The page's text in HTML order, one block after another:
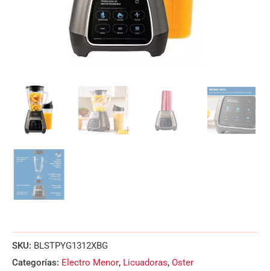
SKU: BLSTPYG1312XBG
Categorías: Electro Menor, Licuadoras, Oster